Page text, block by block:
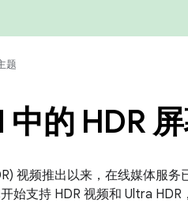
题
的 HDR
视频推出以来，在线媒体服
始支持 HDR 视频和 Ultra